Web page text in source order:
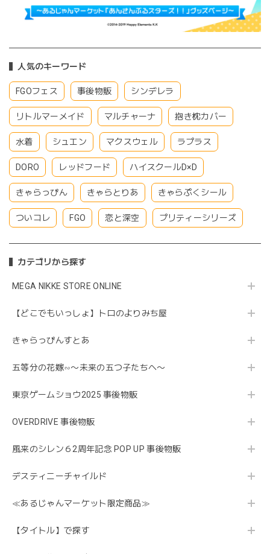
人気のキーワード
FGOフェス 事後物販 シンデレラ
リトルマーメイド マルチャーナ 抱き枕カバー
水着 シュエン マクスウェル ラプラス
DORO レッドフード ハイスクールD×D
きゃらっぴん きゃらとりあ きゃらぷくシール
ついコレ FGO 恋と深空 プリティーシリーズ
カテゴリから探す
MEGA NIKKE STORE ONLINE
【どこでもいっしょ】トロのよりみち屋
きゃらっぴんすとあ
五等分の花嫁∽〜未来の五つ子たちへ〜
東京ゲームショウ2025 事後物販
OVERDRIVE 事後物販
風来のシレン６2周年記念 POP UP 事後物販
デスティニーチャイルド
≪あるじゃんマーケット限定商品≫
【タイトル】で探す